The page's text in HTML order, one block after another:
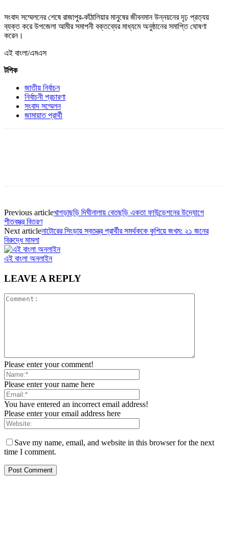
​সংবাদ সম্মেলনের শেষে রাজাপুর-কাঁঠালিয়ার মানুষের জীবনমান উন্নয়নের দৃঢ় প্রত্যয়
ব্যক্ত করে উপজেলা আমীর সমাপনী বক্তব্যের মাধ্যমে অনুষ্ঠানের সমাপ্তি ঘোষণা
করেন।
এই বাংলা/এমএস
টপিক
জাতীয় নির্বাচন
নির্বাচনী প্রচারণা
সংবাদ সম্মেলন
জামায়াত প্রার্থী
Previous articleখাগড়াছড়ি দিঘীনালায় বেতছড়ি একতা ফাউন্ডেশনের উদ্যোগে
শীতবস্ত্র বিতরণ
Next articleনাটোরের সিংড়ায় স্বতন্ত্র প্রার্থীর সমর্থককে কুপিয়ে জখম: ২১ জনের
বিরুদ্ধে মামলা
এই বাংলা অনলাইন
LEAVE A REPLY
Please enter your comment!
Please enter your name here
You have entered an incorrect email address!
Please enter your email address here
Save my name, email, and website in this browser for the next
time I comment.